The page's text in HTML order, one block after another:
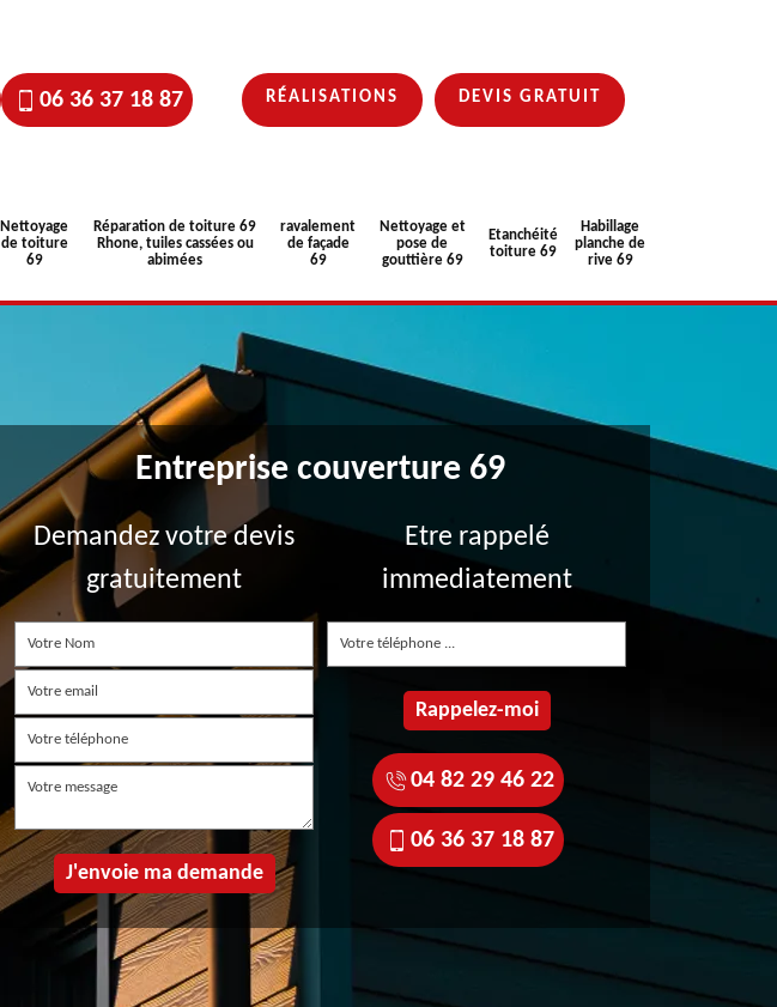
06 36 37 18 87 RÉALISATIONS DEVIS GRATUIT
Nettoyage
de toiture
69
Réparation de toiture 69
Rhone, tuiles cassées ou
abimées
ravalement
de façade
69
Nettoyage et
pose de
gouttière 69
Etanchéité
toiture 69
Habillage
planche de
rive 69
Entreprise couverture 69
Demandez votre devis
gratuitement
Etre rappelé
immediatement
04 82 29 46 22
06 36 37 18 87